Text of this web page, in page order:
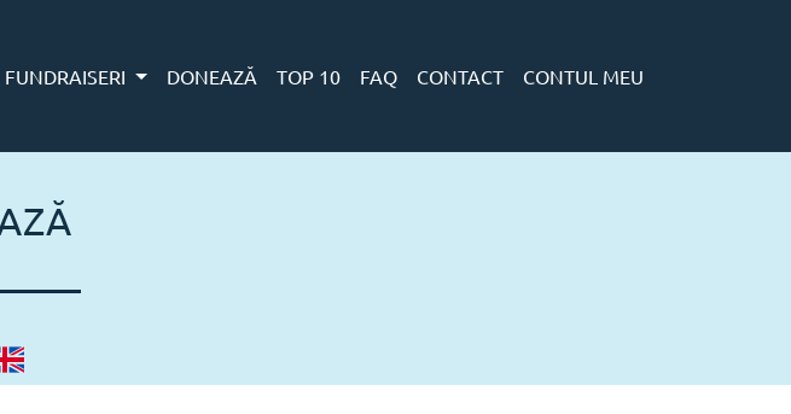
FUNDRAISERI DONEAZĂ TOP 10 FAQ CONTACT CONTUL MEU